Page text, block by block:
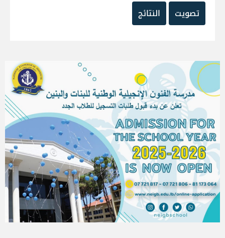
تصويت
النتائج